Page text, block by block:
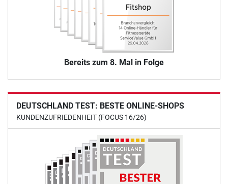
Bereits zum 8. Mal in Folge
DEUTSCHLAND TEST: BESTE ONLINE-SHOPS
KUNDENZUFRIEDENHEIT (FOCUS 16/26)